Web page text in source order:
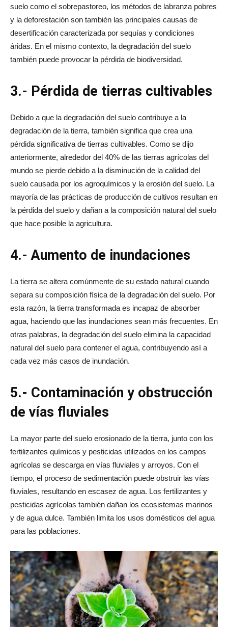
suelo como el sobrepastoreo, los métodos de labranza pobres
y la deforestación son también las principales causas de
desertificación caracterizada por sequías y condiciones
áridas. En el mismo contexto, la degradación del suelo
también puede provocar la pérdida de biodiversidad.
3.- Pérdida de tierras cultivables
Debido a que la degradación del suelo contribuye a la
degradación de la tierra, también significa que crea una
pérdida significativa de tierras cultivables. Como se dijo
anteriormente, alrededor del 40% de las tierras agrícolas del
mundo se pierde debido a la disminución de la calidad del
suelo causada por los agroquímicos y la erosión del suelo. La
mayoría de las prácticas de producción de cultivos resultan en
la pérdida del suelo y dañan a la composición natural del suelo
que hace posible la agricultura.
4.- Aumento de inundaciones
La tierra se altera comúnmente de su estado natural cuando
separa su composición física de la degradación del suelo. Por
esta razón, la tierra transformada es incapaz de absorber
agua, haciendo que las inundaciones sean más frecuentes. En
otras palabras, la degradación del suelo elimina la capacidad
natural del suelo para contener el agua, contribuyendo así a
cada vez más casos de inundación.
5.- Contaminación y obstrucción
de vías fluviales
La mayor parte del suelo erosionado de la tierra, junto con los
fertilizantes químicos y pesticidas utilizados en los campos
agrícolas se descarga en vías fluviales y arroyos. Con el
tiempo, el proceso de sedimentación puede obstruir las vías
fluviales, resultando en escasez de agua. Los fertilizantes y
pesticidas agrícolas también dañan los ecosistemas marinos
y de agua dulce. También limita los usos domésticos del agua
para las poblaciones.